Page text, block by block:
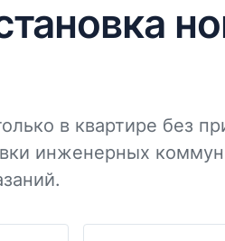
в квартире без
инженерных